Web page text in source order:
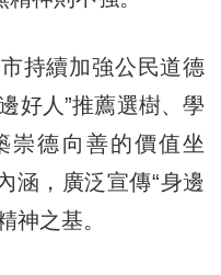
持續加強公民道德
好人”推薦選樹、學
崇德向善的價值坐
涵，廣泛宣傳“身邊
神之基。